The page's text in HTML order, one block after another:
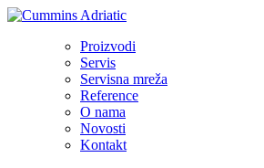
Proizvodi
Servis
Servisna mreža
Reference
O nama
Novosti
Kontakt